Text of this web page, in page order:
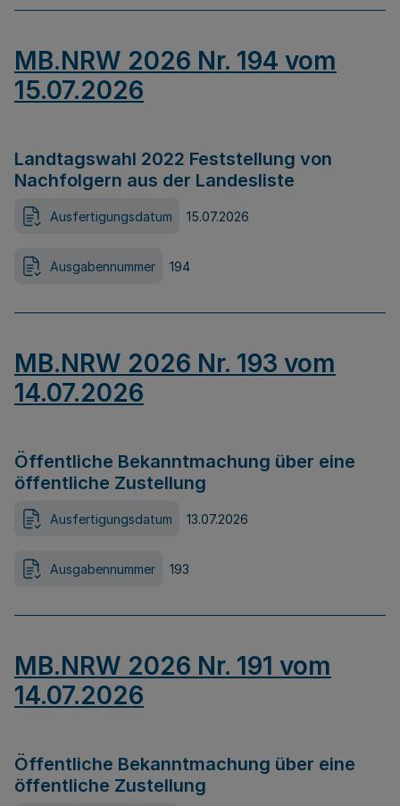
MB.NRW 2026 Nr. 194 vom
15.07.2026
Landtagswahl 2022 Feststellung von
Nachfolgern aus der Landesliste
Ausfertigungsdatum 15.07.2026
Ausgabennummer 194
MB.NRW 2026 Nr. 193 vom
14.07.2026
Öffentliche Bekanntmachung über eine
öffentliche Zustellung
Ausfertigungsdatum 13.07.2026
Ausgabennummer 193
MB.NRW 2026 Nr. 191 vom
14.07.2026
Öffentliche Bekanntmachung über eine
öffentliche Zustellung